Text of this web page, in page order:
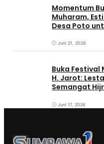
Momentum
Muharam,
Desa Poto
Juni 21, 2026
Buka Festival
H. Jarot:
Semangat
Juni 17, 2026